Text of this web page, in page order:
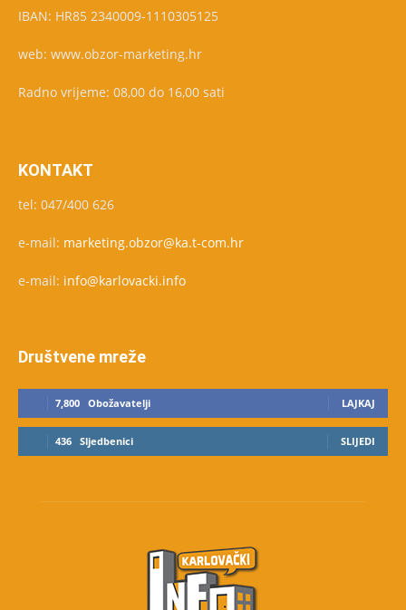
IBAN: HR85 2340009-1110305125
web: www.obzor-marketing.hr
Radno vrijeme: 08,00 do 16,00 sati
KONTAKT
tel: 047/400 626
e-mail: marketing.obzor@ka.t-com.hr
e-mail: info@karlovacki.info
Društvene mreže
7,800 Obožavatelji LAJKAJ
436 Sljedbenici SLIJEDI